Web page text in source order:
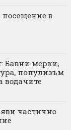
в
Бавни мерки,
популизъм
водачите
частично